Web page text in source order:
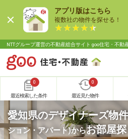
アプリ版はこちら
複数社の物件を探せる！
NTTグループ運営の不動産総合サイト goo住宅・不動
0
最近検索した条件
0
最近見た物件
愛知県のデザイナーズ物
ション・アパート)からお部屋探